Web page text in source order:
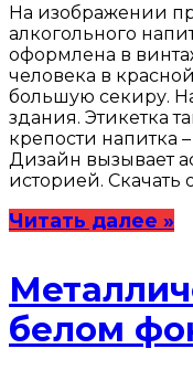
На изображении
алкогольного
оформлена в
человека в
большую секиру.
здания. Этикетка
крепости напитка
Дизайн вызывает
историей. Скачать
Читать далее »
белом